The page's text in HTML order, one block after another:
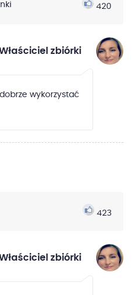
420
zbiórki
wykorzystać
423
zbiórki